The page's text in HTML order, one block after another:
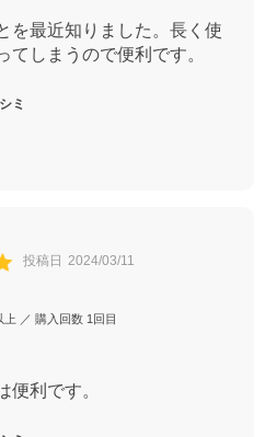
を最近知りました。長く使
てしまうので便利です。
ミ
投稿日 2024/03/11
上 ／ 購入回数 1回目
便利です。